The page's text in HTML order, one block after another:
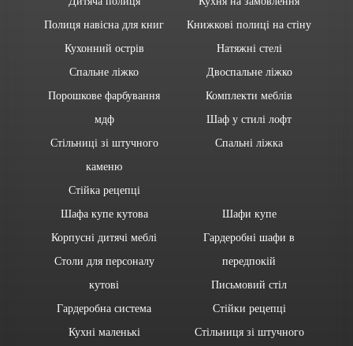
Полиця навісна для книг
Кухонний острів
Спальне ліжко
Порошкове фарбування
мдф
Стільниці зі штучного
каменю
Стійка рецепці
Книжкові полиці на стіну
Натяжні стелі
Двоспальне ліжко
Комплекти меблів
Шаф у стилі лофт
Спальні ліжка
Шафа купе кутова
Корпусні дитячі меблі
Столи для персоналу
кутові
Гардеробна система
Кухні маленькі
Шафи купе
Гардеробні шафи в
передпокій
Письмовий стіл
Стійки рецепці
Стільниця зі штучного